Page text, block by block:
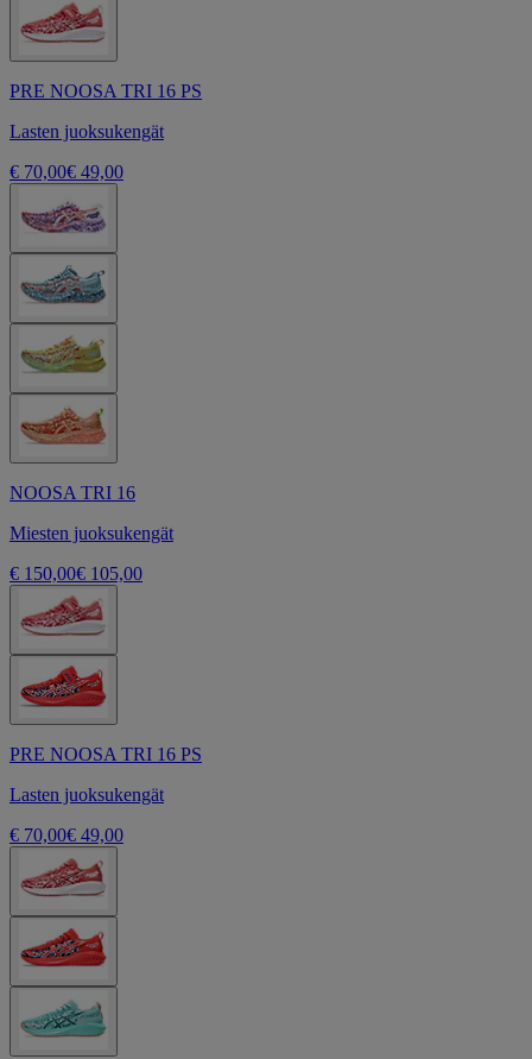
PRE NOOSA TRI 16 PS
Lasten juoksukengät
€ 70,00€ 49,00
NOOSA TRI 16
Miesten juoksukengät
€ 150,00€ 105,00
PRE NOOSA TRI 16 PS
Lasten juoksukengät
€ 70,00€ 49,00